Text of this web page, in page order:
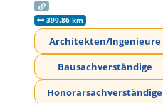
399.86 km
Architekten/Ingenieure
Bausachverständige
Honorarsachverständige